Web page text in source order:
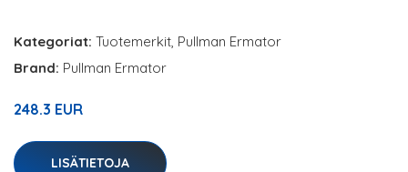
Kategoriat: Tuotemerkit, Pullman Ermator
Brand: Pullman Ermator
248.3 EUR
LISÄTIETOJA